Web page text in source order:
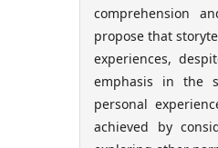
comprehension
propose that
experiences,
emphasis in the
personal
achieved by